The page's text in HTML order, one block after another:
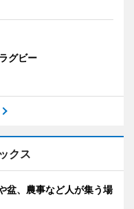
グビー
クス
盆、農事など人が集う場